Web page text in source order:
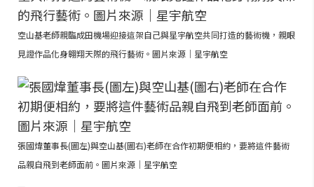
空山基老師親臨成田機場迎接這架自己與星宇航空共同打造的藝術機，親眼
見證作品化身翱翔天際的飛行藝術。圖片來源｜星宇航空
張國煒董事長(圖左)與空山基(圖右)老師在合作初期便相約，要將這件藝術
品親自飛到老師面前。圖片來源｜星宇航空